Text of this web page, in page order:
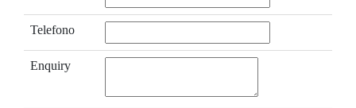
Telefono
Enquiry